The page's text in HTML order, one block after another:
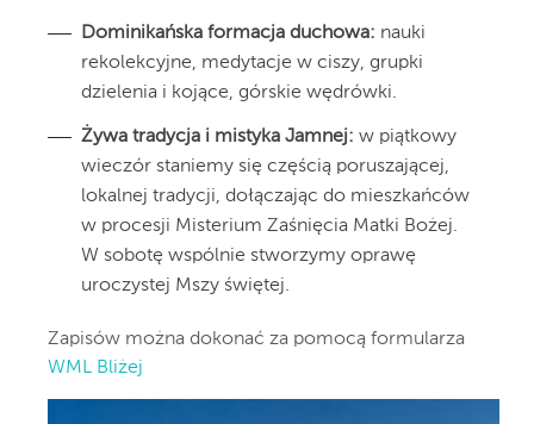
Dominikańska formacja duchowa: nauki
rekolekcyjne, medytacje w ciszy, grupki
dzielenia i kojące, górskie wędrówki.
Żywa tradycja i mistyka Jamnej: w piątkowy
wieczór staniemy się częścią poruszającej,
lokalnej tradycji, dołączając do mieszkańców
w procesji Misterium Zaśnięcia Matki Bożej.
W sobotę wspólnie stworzymy oprawę
uroczystej Mszy świętej.
Zapisów można dokonać za pomocą formularza
WML Bliżej